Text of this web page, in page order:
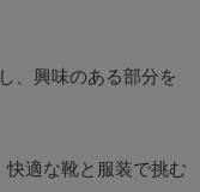
、興味のある部分を
適な靴と服装で挑む